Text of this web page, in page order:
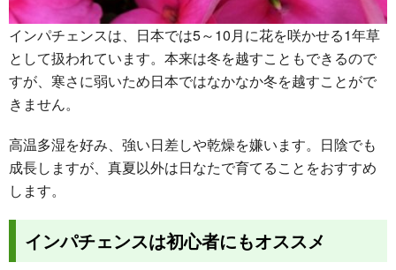
インパチェンスは、日本では5～10月に花を咲かせる1年草
として扱われています。本来は冬を越すこともできるので
すが、寒さに弱いため日本ではなかなか冬を越すことがで
きません。
高温多湿を好み、強い日差しや乾燥を嫌います。日陰でも
成長しますが、真夏以外は日なたで育てることをおすすめ
します。
インパチェンスは初心者にもオススメ